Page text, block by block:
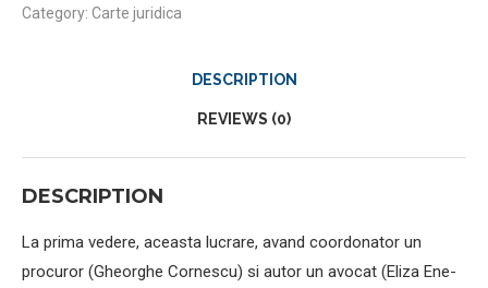
Category: Carte juridica
DESCRIPTION
REVIEWS (0)
DESCRIPTION
La prima vedere, aceasta lucrare, avand coordonator un
procuror (Gheorghe Cornescu) si autor un avocat (Eliza Ene-